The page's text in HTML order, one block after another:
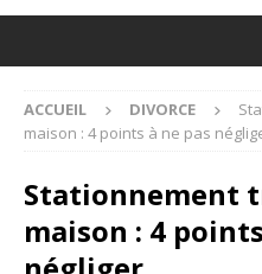
ACCUEIL DIVORCE
maison : 4 points à ne pas
Stationnement
maison : 4